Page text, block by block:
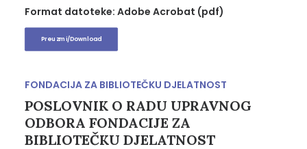
Format datoteke: Adobe Acrobat (pdf)
Preuzmi/Download
FONDACIJA ZA BIBLIOTEČKU DJELATNOST
POSLOVNIK O RADU UPRAVNOG
ODBORA FONDACIJE ZA
BIBLIOTEČKU DJELATNOST